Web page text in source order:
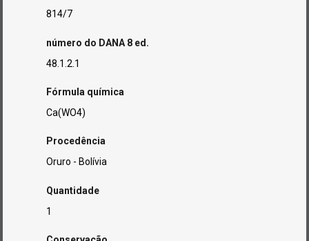
814/7
número do DANA 8 ed.
48.1.2.1
Fórmula química
Ca(WO4)
Procedência
Oruro - Bolívia
Quantidade
1